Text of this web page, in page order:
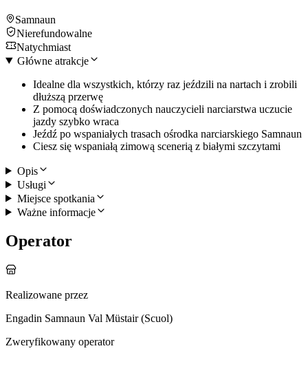
Samnaun
Nierefundowalne
Natychmiast
Główne atrakcje
Idealne dla wszystkich, którzy raz jeździli na nartach i zrobili
dłuższą przerwę
Z pomocą doświadczonych nauczycieli narciarstwa uczucie
jazdy szybko wraca
Jeźdź po wspaniałych trasach ośrodka narciarskiego Samnaun
Ciesz się wspaniałą zimową scenerią z białymi szczytami
Opis
Usługi
Miejsce spotkania
Ważne informacje
Operator
Realizowane przez
Engadin Samnaun Val Müstair (Scuol)
Zweryfikowany operator